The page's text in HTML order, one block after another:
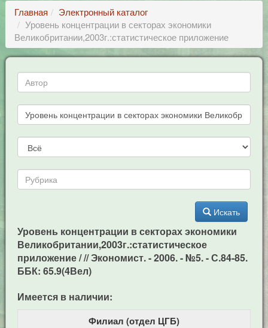
Главная
Электронный каталог
Уровень концентрации в секторах экономики
Великобритании,2003г.:статистическое приложение
Искать
Уровень концентрации в секторах экономики
Великобритании,2003г.:статистическое
приложение / // Экономист. - 2006. - №5. - С.84-85.
ББК: 65.9(4Вел)
Имеется в наличии:
Филиал (отдел ЦГБ)